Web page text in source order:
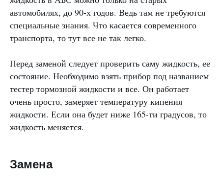
автомобилях, до 90-х годов. Ведь там не требуются
специальные знания. Что касается современного
транспорта, то тут все не так легко.
Перед заменой следует проверить саму жидкость, ее
состояние. Необходимо взять прибор под названием
тестер тормозной жидкости и все. Он работает
очень просто, замеряет температуру кипения
жидкости. Если она будет ниже 165-ти градусов, то
жидкость меняется.
Замена